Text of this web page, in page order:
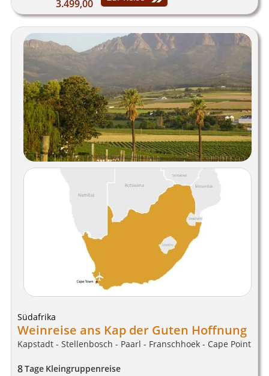
3.499,00
Südafrika
Weinreise ans Kap der Guten Hoffnung
Kapstadt - Stellenbosch - Paarl - Franschhoek - Cape Point
8Tage Kleingruppenreise